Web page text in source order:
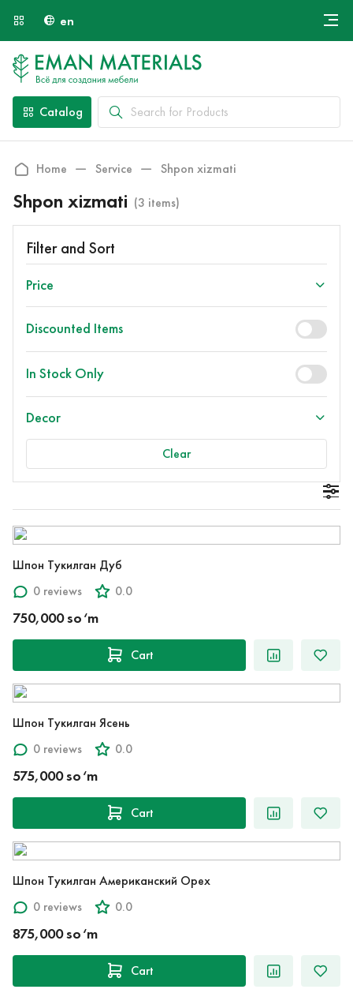
en
Payment and Delivery
Catalog
Home Service Shpon xizmati
Shpon xizmati (3 items)
Filter and Sort
Price
Discounted Items
In Stock Only
Decor
Clear
Шпон Тукилган Дуб
0 reviews
0.0
750,000 so‘m
Cart
Шпон Тукилган Ясень
0 reviews
0.0
575,000 so‘m
Cart
Шпон Тукилган Американский Орех
0 reviews
0.0
875,000 so‘m
Cart